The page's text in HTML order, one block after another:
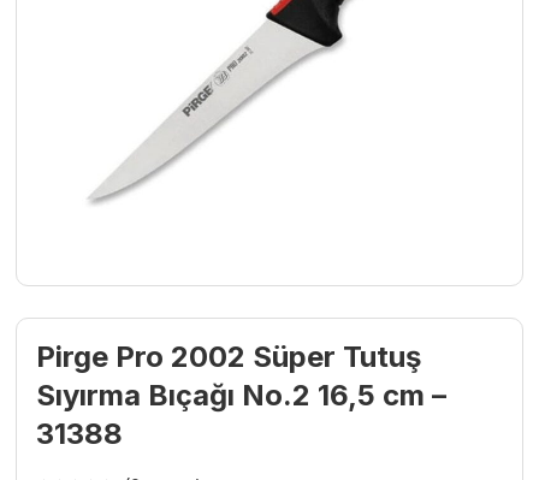
Pirge Pro 2002 Süper Tutuş
Sıyırma Bıçağı No.2 16,5 cm –
31388